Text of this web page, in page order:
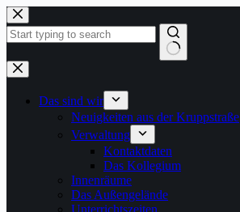
Zum
Inhalt
springen
Keine
Ergebnisse
Das sind wir
Neuigkeiten aus der Kruppstraße
Verwaltung
Kontaktdaten
Das Kollegium
Innenräume
Das Außengelände
Unterrichtszeiten